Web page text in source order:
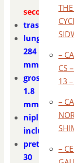
second
trase
lungime
284
mm.
grosime
1.8
mm.
niplu
inclus
pret
30
–
CS
13
–
–